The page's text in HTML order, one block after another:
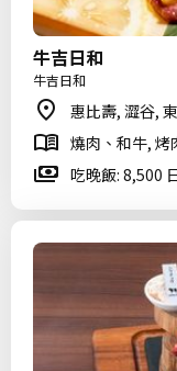
牛吉日和
牛吉日和
惠比壽, 澀谷,
燒肉、和牛, 烤
吃晚飯: 8,500